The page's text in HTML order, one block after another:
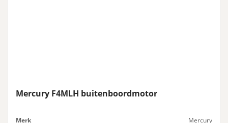
Mercury F4MLH buitenboordmotor
Merk
Mercury